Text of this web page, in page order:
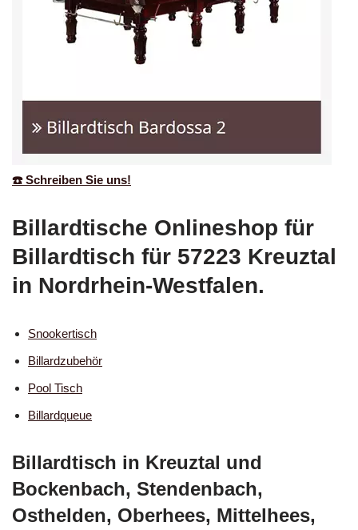
☎️ Schreiben Sie uns!
Billardtische Onlineshop für
Billardtisch für 57223 Kreuztal
in Nordrhein-Westfalen.
Snookertisch
Billardzubehör
Pool Tisch
Billardqueue
Billardtisch in Kreuztal und
Bockenbach, Stendenbach,
Osthelden, Oberhees, Mittelhees,